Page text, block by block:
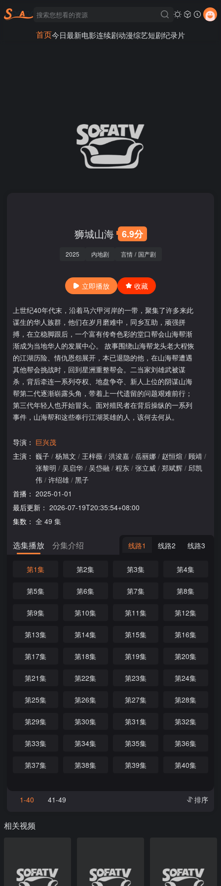
首页今日最新电影连续剧动漫综艺短剧纪录片
狮城山海 6.9分
2025 内地剧 言情 / 国产剧
立即播放 收藏
上世纪40年代末，沿着马六甲河岸的一带，聚集了许多来此
谋生的华人族群，他们在岁月磨难中，同乡互助，顽强拼
搏，在立稳脚跟后，一个富有传奇色彩的堂口帮会山海帮渐
渐成为当地华人的发展中心。 故事围绕山海帮龙头老大程恢
的江湖历险、情仇恩怨展开，本已退隐的他，在山海帮遭遇
其他帮会挑战时，回到星洲重整帮会。二当家刘雄武被谋
杀，背后牵连一系列夺权、地盘争夺、新人上位的阴谋山海
帮第二代逐渐崭露头角，带着上一代遗留的问题艰难前行；
第三代年轻人也开始冒头。面对殖民者在背后操纵的一系列
事件，山海帮和这些奉行江湖英雄的人，该何去何从。
导演： 巨兴茂
主演： 巍子 / 杨旭文 / 王梓薇 / 洪浚嘉 / 岳丽娜 / 赵恒煊 / 顾靖 /
张黎明 / 吴启华 / 吴岱融 / 程东 / 张立威 / 郑斌辉 / 邱凯
伟 / 许绍雄 / 黑子
首播： 2025-01-01
最后更新： 2026-07-19T20:35:54+08:00
集数： 全 49 集
选集播放 分集介绍 线路1 线路2 线路3
第1集 第2集 第3集 第4集
第5集 第6集 第7集 第8集
第9集 第10集 第11集 第12集
第13集 第14集 第15集 第16集
第17集 第18集 第19集 第20集
第21集 第22集 第23集 第24集
第25集 第26集 第27集 第28集
第29集 第30集 第31集 第32集
第33集 第34集 第35集 第36集
第37集 第38集 第39集 第40集
1-40 41-49 排序
相关视频